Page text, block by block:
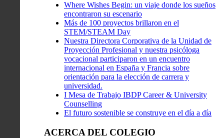
Where Wishes Begin: un viaje donde los sueños
encontraron su escenario
Más de 100 proyectos brillaron en el
STEM/STEAM Day
Nuestra Directora Corporativa de la Unidad de
Proyección Profesional y nuestra psicóloga
vocacional participaron en un encuentro
internacional en España y Francia sobre
orientación para la elección de carrera y
universidad.
I Mesa de Trabajo IBDP Career & University
Counselling
El futuro sostenible se construye en el día a día
ACERCA DEL COLEGIO